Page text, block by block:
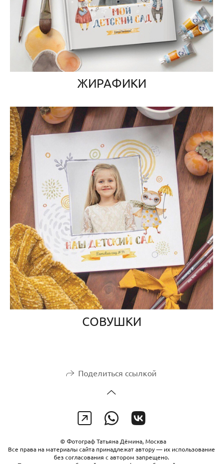
ЖИРАФИКИ
СОВУШКИ
Поделиться ссылкой
© Фотограф Татьяна Дёмина, Москва
Все права на материалы сайта принадлежат автору — их использование
без согласования с автором запрещено.